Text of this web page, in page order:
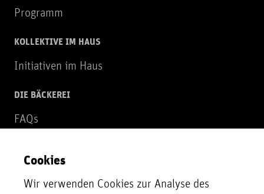
Programm
KOLLEKTIVE IM HAUS
Initiativen im Haus
DIE BÄCKEREI
FAQs
NEWSLETTER
Zur Newsletter Anmeldung
Cookies
Wir verwenden Cookies zur Analyse des